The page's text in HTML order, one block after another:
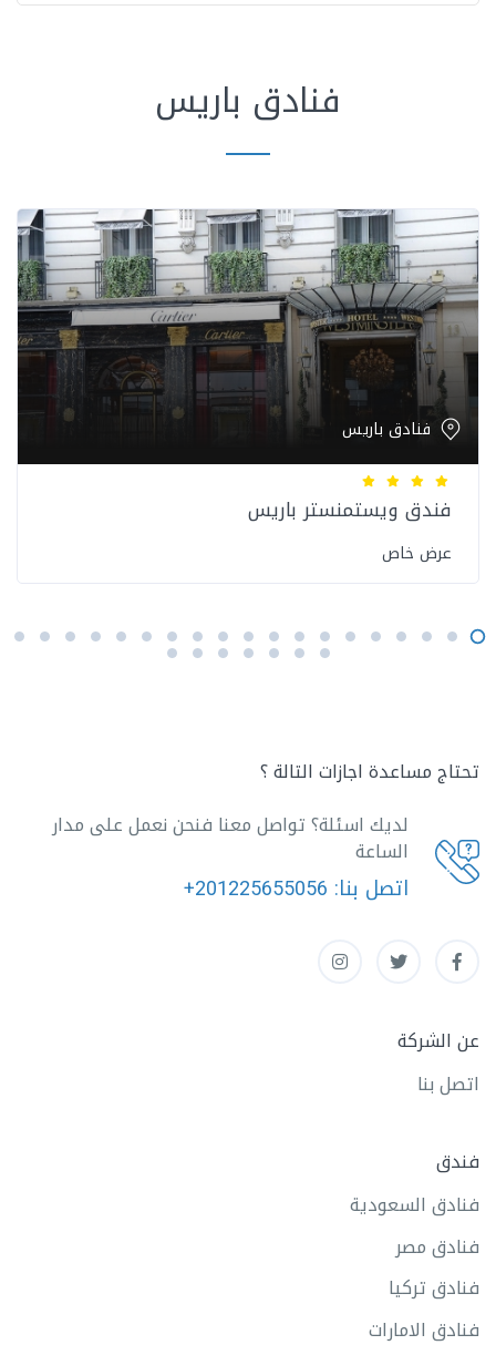
فنادق باريس
فنادق باريس
فندق ويستمنستر باريس
عرض خاص
تحتاج مساعدة اجازات التالة ؟
لديك اسئلة؟ تواصل معنا فنحن نعمل على مدار
الساعة
اتصل بنا: +201225655056
عن الشركة
اتصل بنا
فندق
فنادق السعودية
فنادق مصر
فنادق تركيا
فنادق الامارات